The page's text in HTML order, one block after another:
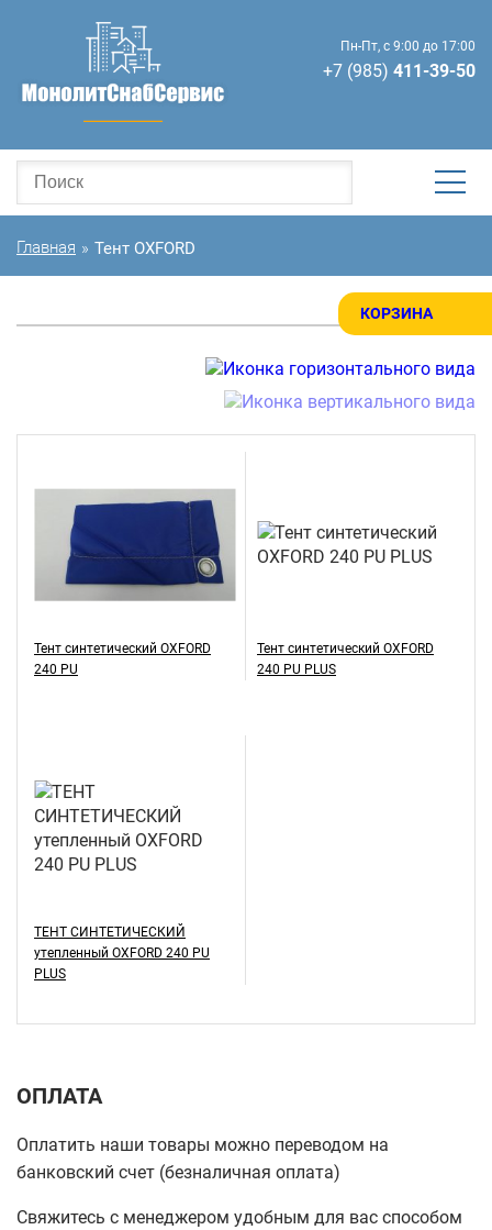
КОРЗИНА
Пн-Пт, с 9:00 до 17:00
+7 (985) 411-39-50
Главная » Тент OXFORD
Тент синтетический OXFORD
240 PU
Тент синтетический OXFORD
240 PU PLUS
ТЕНТ СИНТЕТИЧЕСКИЙ
утепленный OXFORD 240 PU
PLUS
ОПЛАТА
Оплатить наши товары можно переводом на
банковский счет (безналичная оплата)
Свяжитесь с менеджером удобным для вас способом